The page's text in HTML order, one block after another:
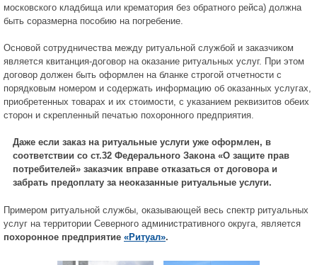
московского кладбища или крематория без обратного рейса) должна
быть соразмерна пособию на погребение.
Основой сотрудничества между ритуальной службой и заказчиком
является квитанция-договор на оказание ритуальных услуг. При этом
договор должен быть оформлен на бланке строгой отчетности с
порядковым номером и содержать информацию об оказанных услугах,
приобретенных товарах и их стоимости, с указанием реквизитов обеих
сторон и скрепленный печатью похоронного предприятия.
Даже если заказ на ритуальные услуги уже оформлен, в
соответствии со ст.32 Федерального Закона «О защите прав
потребителей» заказчик вправе отказаться от договора и
забрать предоплату за неоказанные ритуальные услуги.
Примером ритуальной службы, оказывающей весь спектр ритуальных
услуг на территории Северного административного округа, является
похоронное предприятие «Ритуал».